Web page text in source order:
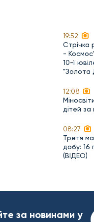
19:52
Стрічка
-
10-ї
"Золота
12:08
дітей
08:27
Третя
добу: 16
(ВІДЕО)
за новинами у